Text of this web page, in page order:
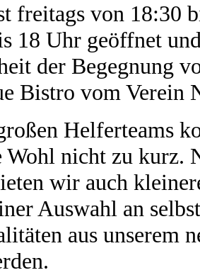
freitags von 18:30
18 Uhr geöffnet
der Begegnung
Bistro vom Verein
Helferteams
Wohl nicht zu kurz.
wir auch
Auswahl an
aus unserem